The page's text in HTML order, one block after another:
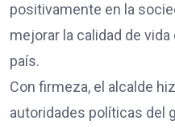
positivamente en la
mejorar la calidad de
país.
Con firmeza, el alcalde
autoridades políticas del